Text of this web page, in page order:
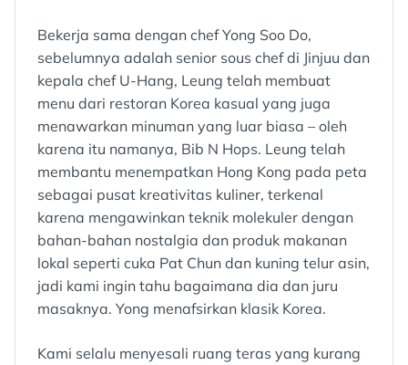
Bekerja sama dengan chef Yong Soo Do,
sebelumnya adalah senior sous chef di Jinjuu dan
kepala chef U-Hang, Leung telah membuat
menu dari restoran Korea kasual yang juga
menawarkan minuman yang luar biasa – oleh
karena itu namanya, Bib N Hops. Leung telah
membantu menempatkan Hong Kong pada peta
sebagai pusat kreativitas kuliner, terkenal
karena mengawinkan teknik molekuler dengan
bahan-bahan nostalgia dan produk makanan
lokal seperti cuka Pat Chun dan kuning telur asin,
jadi kami ingin tahu bagaimana dia dan juru
masaknya. Yong menafsirkan klasik Korea.
Kami selalu menyesali ruang teras yang kurang